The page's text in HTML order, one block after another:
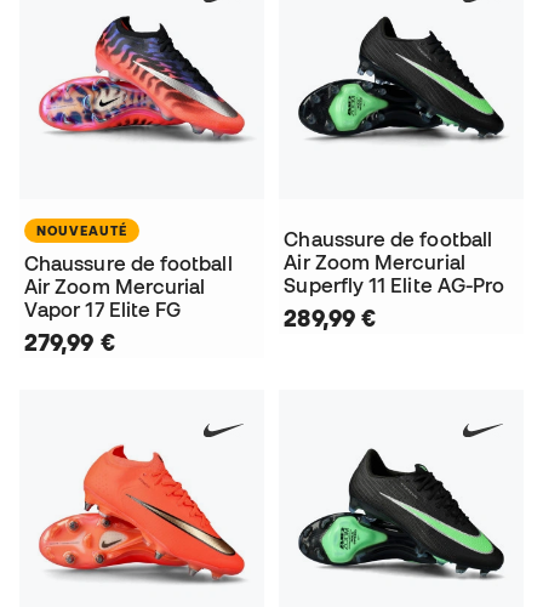
NOUVEAUTÉ
Chaussure de football
Air Zoom Mercurial
Vapor 17 Elite FG
279,99 €
Chaussure de football
Air Zoom Mercurial
Superfly 11 Elite AG-Pro
289,99 €